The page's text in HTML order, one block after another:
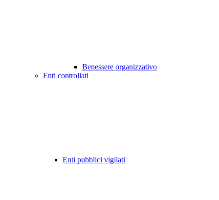
Benessere organizzativo
Enti controllati
Enti pubblici vigilati